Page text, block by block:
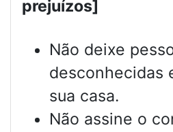
prejuízos]
Não deixe
desconhecidas
sua casa.
Não assine o